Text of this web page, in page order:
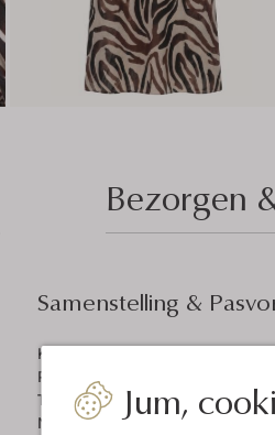
Jum,
Bezorgen
Samenstelling &
Kleur:
Patroon:
Trends:Animal
Materiaal:
Viscose